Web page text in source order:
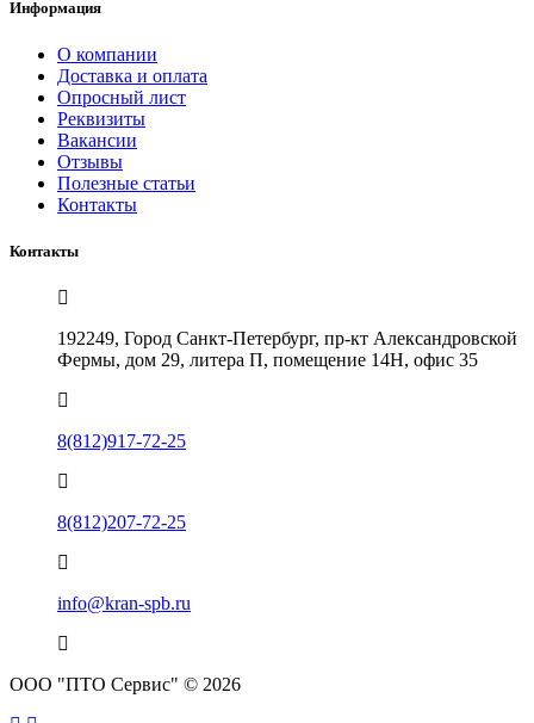
Информация
О компании
Доставка и оплата
Опросный лист
Реквизиты
Вакансии
Отзывы
Полезные статьи
Контакты
Контакты
192249, Город Санкт-Петербург, пр-кт Александровской
Фермы, дом 29, литера П, помещение 14Н, офис 35
8(812)917-72-25
8(812)207-72-25
info@kran-spb.ru
ООО "ПТО Сервис" © 2026